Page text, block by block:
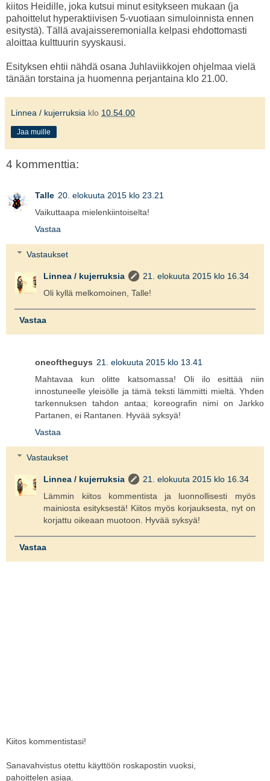
kiitos Heidille, joka kutsui minut esitykseen mukaan (ja
pahoittelut hyperaktiivisen 5-vuotiaan simuloinnista ennen
esitystä). Tällä avajaisseremonialla kelpasi ehdottomasti
aloittaa kulttuurin syyskausi.
Esityksen ehtii nähdä osana Juhlaviikkojen ohjelmaa vielä
tänään torstaina ja huomenna perjantaina klo 21.00.
Linnea / kujerruksia klo 10.54.00
Jaa muille
4 kommenttia:
Talle 20. elokuuta 2015 klo 23.21
Vaikuttaapa mielenkiintoiselta!
Vastaa
Vastaukset
Linnea / kujerruksia
21. elokuuta 2015 klo 16.34
Oli kyllä melkomoinen, Talle!
Vastaa
oneoftheguys 21. elokuuta 2015 klo 13.41
Mahtavaa kun olitte katsomassa! Oli ilo esittää niin
innostuneelle yleisölle ja tämä teksti lämmitti mieltä. Yhden
tarkennuksen tahdon antaa; koreografin nimi on Jarkko
Partanen, ei Rantanen. Hyvää syksyä!
Vastaa
Vastaukset
Linnea / kujerruksia
21. elokuuta 2015 klo 16.34
Lämmin kiitos kommentista ja luonnollisesti myös
mainiosta esityksestä! Kiitos myös korjauksesta, nyt on
korjattu oikeaan muotoon. Hyvää syksyä!
Vastaa
Kiitos kommentistasi!
Sanavahvistus otettu käyttöön roskapostin vuoksi,
pahoittelen asiaa.